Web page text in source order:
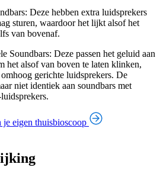
Deze hebben extra luidsprekers
sturen, waardoor het lijkt alsof het
van bovenaf.
Soundbars: Deze passen het geluid aan
het alsof van boven te laten klinken,
gerichte luidsprekers. De
niet identiek aan soundbars met
je eigen thuisbioscoop